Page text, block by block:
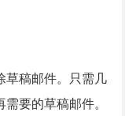
草稿邮件。只需几
要的草稿邮件。